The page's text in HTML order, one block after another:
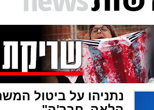
נתניהו על ביטול